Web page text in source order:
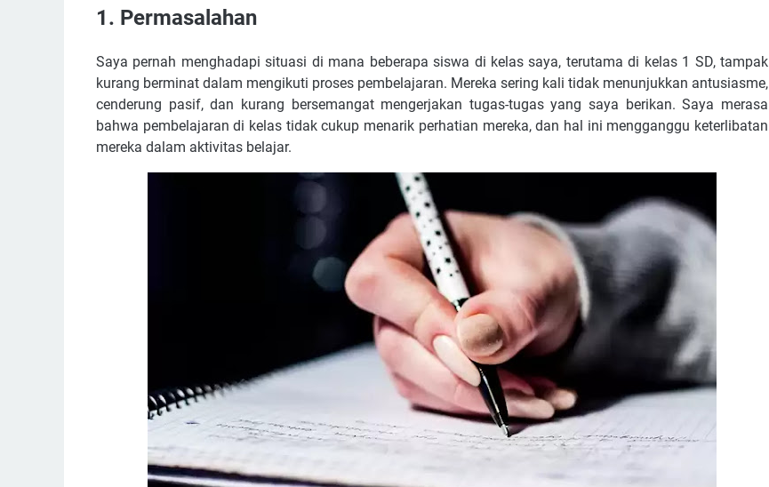
1. Permasalahan
Saya pernah menghadapi situasi di mana beberapa siswa di kelas saya, terutama di kelas 1 SD, tampak
kurang berminat dalam mengikuti proses pembelajaran. Mereka sering kali tidak menunjukkan antusiasme,
cenderung pasif, dan kurang bersemangat mengerjakan tugas-tugas yang saya berikan. Saya merasa
bahwa pembelajaran di kelas tidak cukup menarik perhatian mereka, dan hal ini mengganggu keterlibatan
mereka dalam aktivitas belajar.